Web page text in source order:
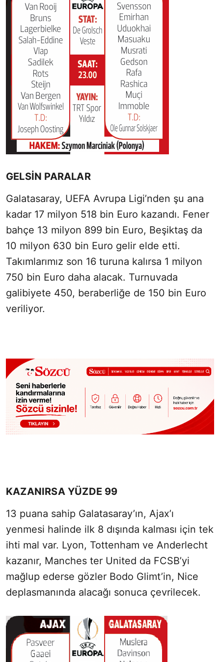
GELSİN PARALAR
Galatasaray, UEFA Avrupa Ligi’nden şu ana
kadar 17 milyon 518 bin Euro kazandı. Fener
bahçe 13 milyon 899 bin Euro, Beşiktaş da
10 milyon 630 bin Euro gelir elde etti.
Takımlarımız son 16 turuna kalırsa 1 milyon
750 bin Euro daha alacak. Turnuvada
galibiyete 450, beraberliğe de 150 bin Euro
veriliyor.
KAZANIRSA YÜZDE 99
13 puana sahip Galatasaray’ın, Ajax’ı
yenmesi halinde ilk 8 dışında kalması için tek
ihti mal var. Lyon, Tottenham ve Anderlecht
kazanır, Manches ter United da FCSB’yi
mağlup ederse gözler Bodo Glimt’in, Nice
deplasmanında alacağı sonuca çevrilecek.